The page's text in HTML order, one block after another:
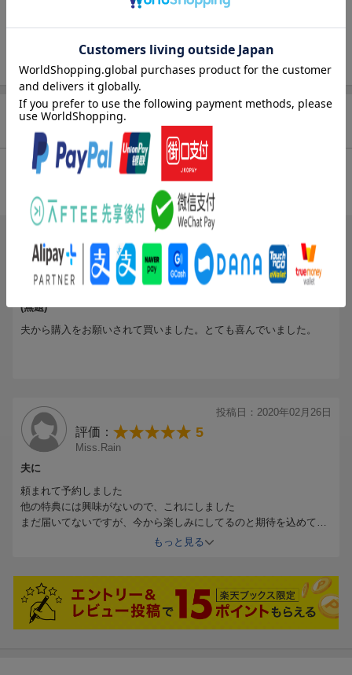
版』にてアニメ映像と共に楽しまれた高橋洋子、林原めぐみらに
場版』ジャケットデザインのムビチケカードを同梱。
商品レビュー
総合評価：
条件に満たないため、評価は表示できません。
投稿日：2023年06月29日
評価： 5
ジョージくれなゐ
(無題)
夫から購入をお願いされて買いました。とても喜んでいました。
投稿日：2020年02月26日
評価： 5
Miss.Rain
夫に
頼まれて予約しました
他の特典には興味がないので、これにしました
まだ届いてないですが、今から楽しみにしてるのと期待を込めて☆
もっと見る